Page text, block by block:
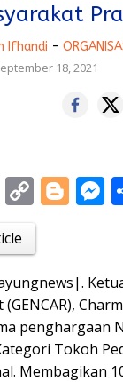
Ifhandi -
18, 2021
Pr C
o
p
y
Li
n
k
Bl
g
er
e
n
g
penghargaan
Tokoh
Membagikan